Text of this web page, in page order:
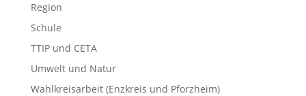
Region
Schule
TTIP und CETA
Umwelt und Natur
Wahlkreisarbeit (Enzkreis und Pforzheim)